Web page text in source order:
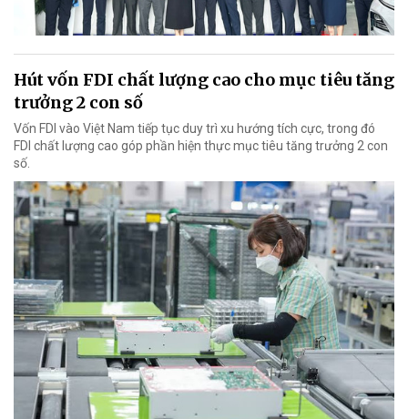
Hút vốn FDI chất lượng cao cho mục tiêu tăng
trưởng 2 con số
Vốn FDI vào Việt Nam tiếp tục duy trì xu hướng tích cực, trong đó
FDI chất lượng cao góp phần hiện thực mục tiêu tăng trưởng 2 con
số.